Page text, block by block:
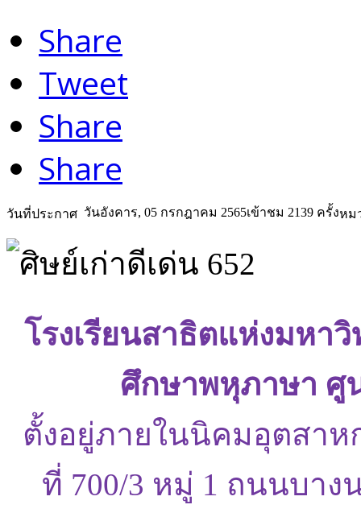
Share
Tweet
Share
Share
วันที่ประกาศ วันอังคาร, 05 กรกฎาคม 2565เข้าชม 2139 ครั้งหม
โรงเรียนสาธิตแห่งมหา
ศึกษาพหุภาษา ศู
ตั้งอยู่ภายในนิคมอุตสาห
ที่ 700/3 หมู่ 1 ถนนบาง